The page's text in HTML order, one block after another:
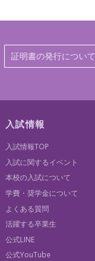
証明書の発行について
入試情報
入試情報TOP
入試に関するイベント
本校の入試について
学費・奨学金について
よくある質問
活躍する卒業生
公式LINE
公式YouTube